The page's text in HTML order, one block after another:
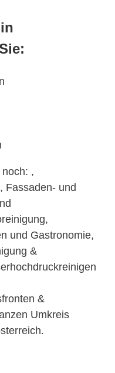
,
Fassaden- und
und Gastronomie,
&
&
Umkreis